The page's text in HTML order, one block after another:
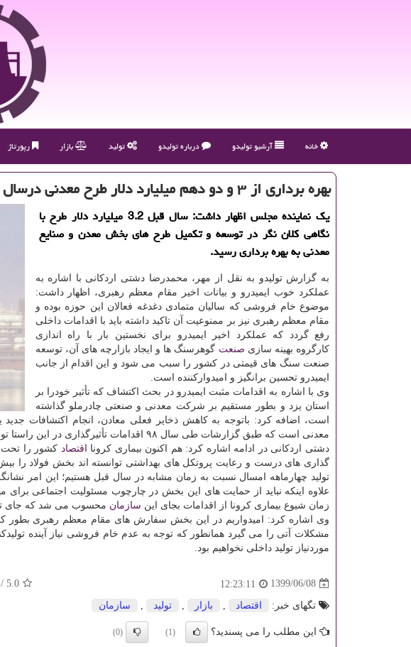
خانه آرشیو تولیدو درباره تولیدو تولید بازار رپورتاژ
بهره برداری از ۳ و دو دهم میلیارد دلار طرح معدنی درسال گذشته
یك نماینده مجلس اظهار داشت: سال قبل 3.2 میلیارد دلار طرح با
نگاهی كلان نگر در توسعه و تكمیل طرح های بخش معدن و صنایع
معدنی به بهره برداری رسید.
به گزارش تولیدو به نقل از مهر، محمدرضا دشتی اردکانی با اشاره به
عملکرد خوب ایمیدرو و بیانات اخیر مقام معظم رهبری، اظهار داشت:
موضوع خام فروشی که سالیان متمادی دغدغه فعالان این حوزه بوده و
مقام معظم رهبری نیز بر ممنوعیت آن تاکید داشته باید با اقدامات داخلی
رفع گردد که عملکرد اخیر ایمیدرو برای نخستین بار با راه اندازی
کارگروه بهینه سازی صنعت گوهرسنگ ها و ایجاد بازارچه های آن، توسعه
صنعت سنگ های قیمتی در کشور را سبب می شود و این اقدام از جانب
ایمیدرو تحسین برانگیز و امیدوارکننده است.
وی با اشاره به اقدامات مثبت ایمیدرو در بحث اکتشاف که تأثیر خودرا بر
استان یزد و بطور مستقیم بر شرکت معدنی و صنعتی چادرملو گذاشته
است، اضافه کرد: باتوجه به کاهش ذخایر فعلی معادن، انجام اکتشافات
معدنی است که طبق گزارشات طی سال ۹۸ اقدامات تأثیرگذاری در این راستا توسط ایمیدرو انجام شده است.
دشتی اردکانی در ادامه اشاره کرد: هم اکنون بیماری کرونا
اقتصاد کشور را تحت
گذاری های درست و رعایت پروتکل های بهداشتی توانسته اند بخش فولاد را
تولید چهارماهه امسال نسبت به زمان مشابه در سال قبل هستیم؛ این امر
علاوه اینکه نباید از حمایت های این بخش در چارچوب مسئولیت اجتماعی برای
زمان شیوع بیماری کرونا از اقدامات بجای این سازمان محسوب می شد که جای
وی اشاره کرد: امیدواریم در این بخش سفارش های مقام معظم رهبری بطور
مشکلات آتی را می گیرد همانطور که توجه به عدم خام فروشی نیاز آینده
موردنیاز تولید داخلی نخواهیم بود.
1399/06/08
12:23:11
5.0
تگهای خبر: اقتصاد بازار تولید سازمان
این مطلب را می پسندید؟ (1)
(0)